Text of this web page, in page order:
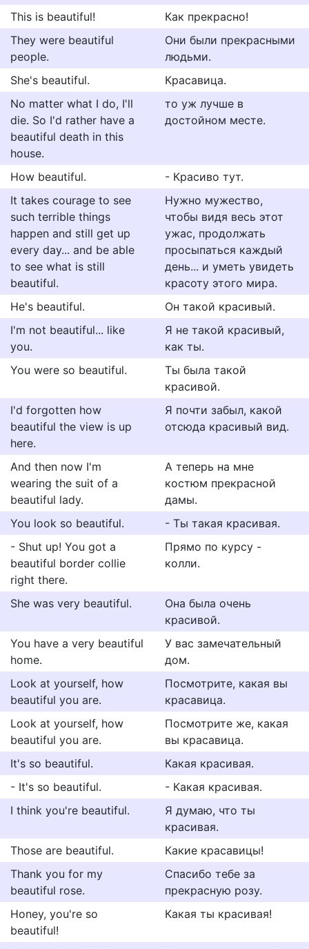
This is beautiful!
Как прекрасно!
They were beautiful
people.
Они были прекрасными
людьми.
She's beautiful.
Красавица.
No matter what I do, I'll
die. So I'd rather have a
beautiful death in this
house.
то уж лучше в
достойном месте.
How beautiful.
- Красиво тут.
It takes courage to see
such terrible things
happen and still get up
every day... and be able
to see what is still
beautiful.
Нужно мужество,
чтобы видя весь этот
ужас, продолжать
просыпаться каждый
день... и уметь увидеть
красоту этого мира.
He's beautiful.
Он такой красивый.
I'm not beautiful... like
you.
Я не такой красивый,
как ты.
You were so beautiful.
Ты была такой
красивой.
I'd forgotten how
beautiful the view is up
here.
Я почти забыл, какой
отсюда красивый вид.
And then now I'm
wearing the suit of a
beautiful lady.
А теперь на мне
костюм прекрасной
дамы.
You look so beautiful.
- Ты такая красивая.
- Shut up! You got a
beautiful border collie
right there.
Прямо по курсу -
колли.
She was very beautiful.
Она была очень
красивой.
You have a very beautiful
home.
У вас замечательный
дом.
Look at yourself, how
beautiful you are.
Посмотрите, какая вы
красавица.
Look at yourself, how
beautiful you are.
Посмотрите же, какая
вы красавица.
It's so beautiful.
Какая красивая.
- It's so beautiful.
- Какая красивая.
I think you're beautiful.
Я думаю, что ты
красивая.
Those are beautiful.
Какие красавицы!
Thank you for my
beautiful rose.
Спасибо тебе за
прекрасную розу.
Honey, you're so
beautiful!
Какая ты красивая!